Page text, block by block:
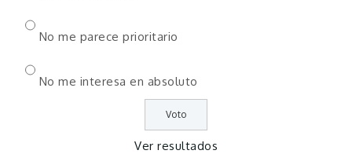
No me parece prioritario
No me interesa en absoluto
Ver resultados